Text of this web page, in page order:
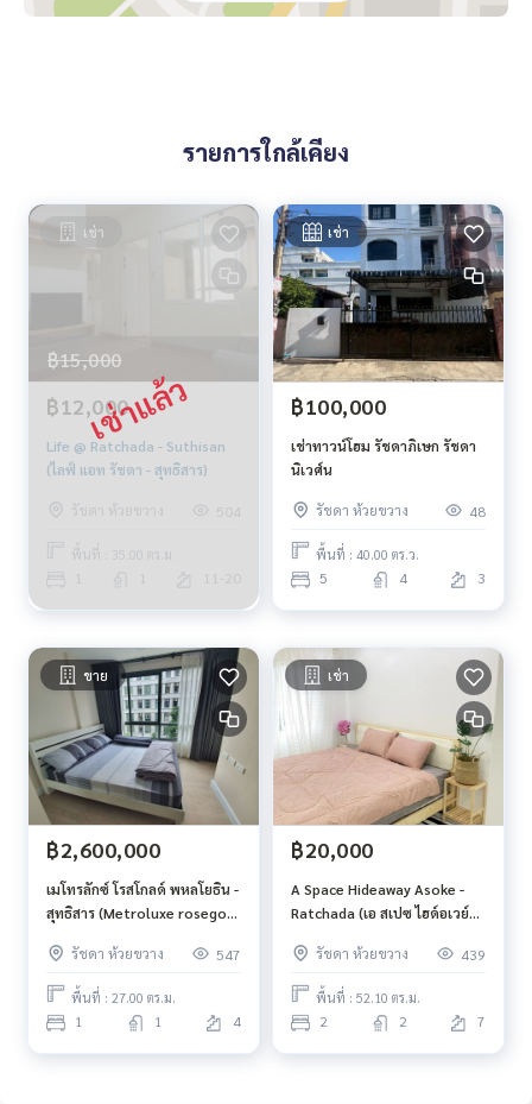
รายการใกล้เคียง
เช่า
฿15,000
฿12,000
Life @ Ratchada - Suthisan
(ไลฟ์ แอท รัชดา - สุทธิสาร)
รัชดา ห้วยขวาง 504
พื้นที่ : 35.00 ตร.ม.
1 1 11-20
เช่า
฿100,000
เช่าทาวน์โฮม รัชดาภิเษก รัชดา
นิเวศ์น
รัชดา ห้วยขวาง 48
พื้นที่ : 40.00 ตร.ว.
5 4 3
ขาย
฿2,600,000
เมโทรลักซ์ โรสโกลด์ พหลโยธิน -
สุทธิสาร (Metroluxe rosegold
รัชดา ห้วยขวาง
547
พื้นที่ : 27.00 ตร.ม.
1 1 4
เช่า
฿20,000
A Space Hideaway Asoke -
Ratchada (เอ สเปซ ไฮด์อเวย์
รัชดา ห้วยขวาง
439
พื้นที่ : 52.10 ตร.ม.
2 2 7